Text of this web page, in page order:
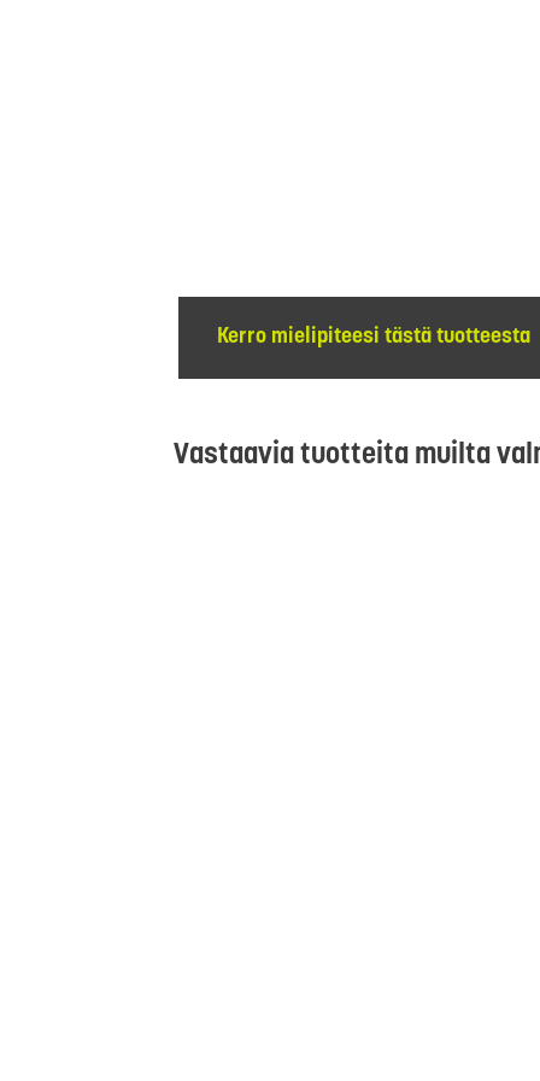
Kerro mielipiteesi tästä tuotteesta
Vastaavia tuotteita muilta